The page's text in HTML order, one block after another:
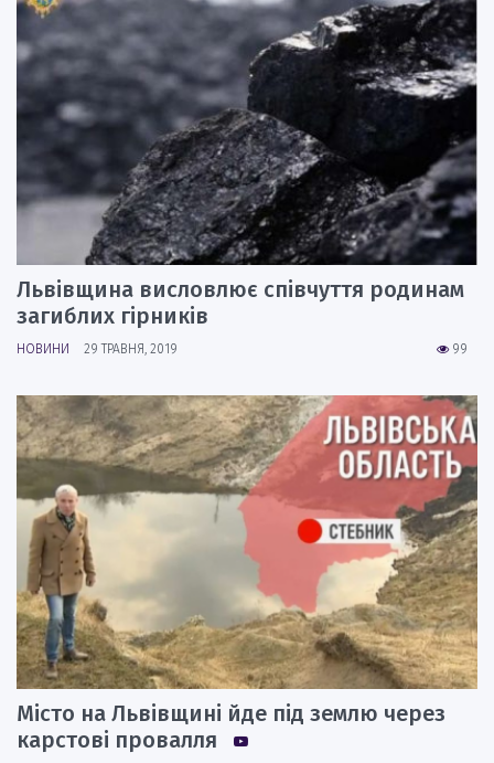
Львівщина висловлює співчуття родинам
загиблих гірників
99
НОВИНИ 29 ТРАВНЯ, 2019
Місто на Львівщині йде під землю через
карстові провалля